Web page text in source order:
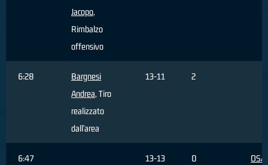
Jacopo,
Rimbalzo
offensivo
6:28
Bargnesi
Andrea, Tiro
realizzato
dall'area
13-11 2
6:47 13-13 0